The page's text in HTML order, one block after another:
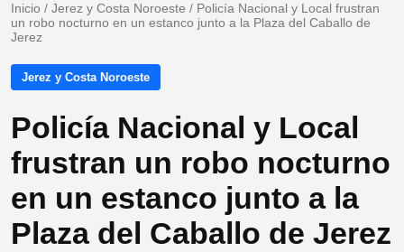
Inicio / Jerez y Costa Noroeste / Policía Nacional y Local frustran
un robo nocturno en un estanco junto a la Plaza del Caballo de
Jerez
Jerez y Costa Noroeste
Policía Nacional y Local
frustran un robo nocturno
en un estanco junto a la
Plaza del Caballo de Jerez